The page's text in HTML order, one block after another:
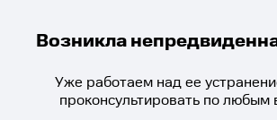
Возникла
Уже работаем над ее
проконсультировать по любым